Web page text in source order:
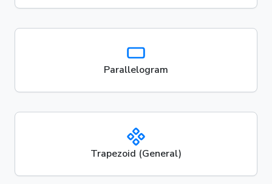
Parallelogram
Trapezoid (General)